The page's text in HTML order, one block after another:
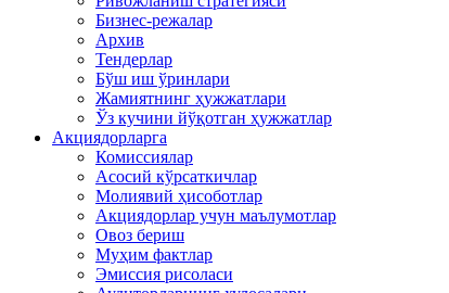
Бизнес-режалар
Архив
Тендерлар
Бўш иш ўринлари
Жамиятнинг ҳужжатлари
Ўз кучини йўқотган ҳужжатлар
Акциядорларга
Комиссиялар
Асосий кўрсаткичлар
Молиявий ҳисоботлар
Акциядорлар учун маълумотлар
Овоз бериш
Муҳим фактлар
Эмиссия рисоласи